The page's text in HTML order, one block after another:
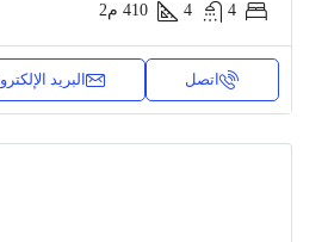
4
4
410 م2
اتصل البريد